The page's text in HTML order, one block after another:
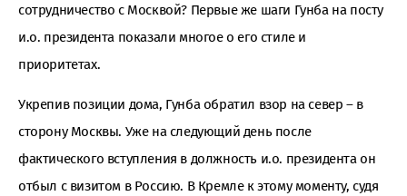
сотрудничество с Москвой? Первые же шаги Гунба на посту
и.о. президента показали многое о его стиле и
приоритетах.
Укрепив позиции дома, Гунба обратил взор на север – в
сторону Москвы. Уже на следующий день после
фактического вступления в должность и.о. президента он
отбыл с визитом в Россию. В Кремле к этому моменту, судя